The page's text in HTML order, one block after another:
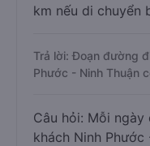
km nếu di chuyển
Trả lời: Đoạn đường
Phước - Ninh Thuận
Câu hỏi: Mỗi
khách Ninh